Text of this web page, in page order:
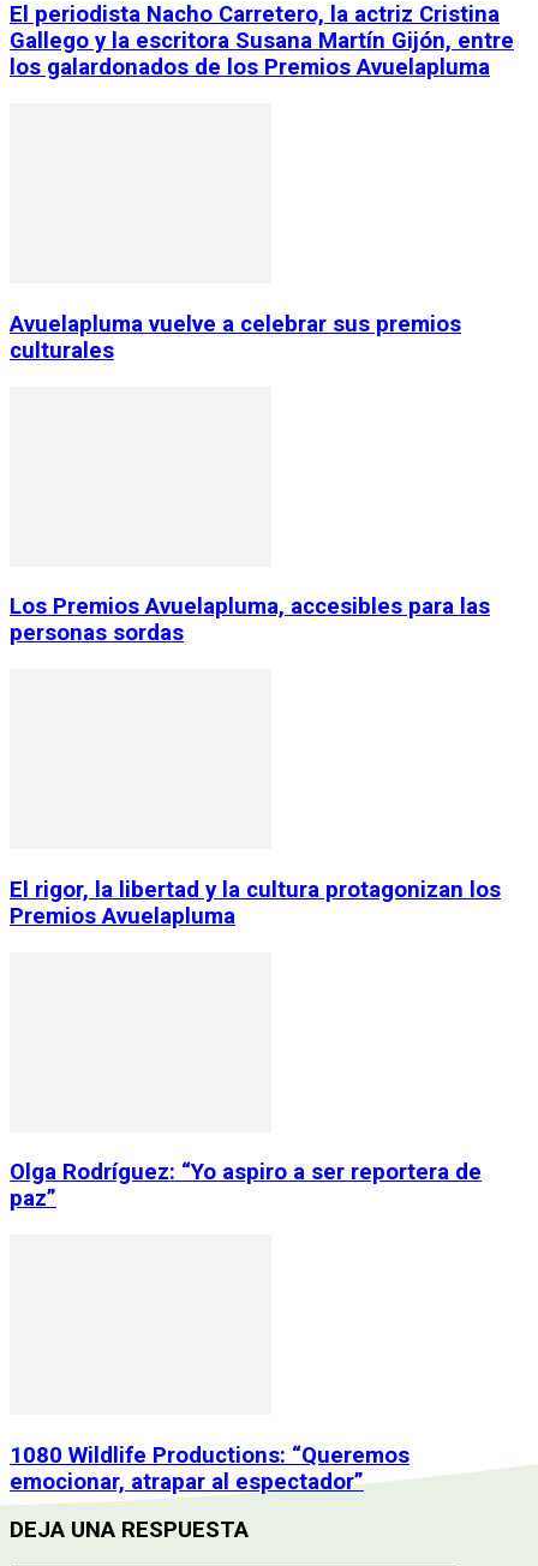
El periodista Nacho Carretero, la actriz Cristina
Gallego y la escritora Susana Martín Gijón, entre
los galardonados de los Premios Avuelapluma
Avuelapluma vuelve a celebrar sus premios
culturales
Los Premios Avuelapluma, accesibles para las
personas sordas
El rigor, la libertad y la cultura protagonizan los
Premios Avuelapluma
Olga Rodríguez: “Yo aspiro a ser reportera de
paz”
1080 Wildlife Productions: “Queremos
emocionar, atrapar al espectador”
DEJA UNA RESPUESTA